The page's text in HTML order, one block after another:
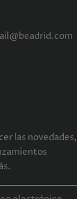
las novedades,